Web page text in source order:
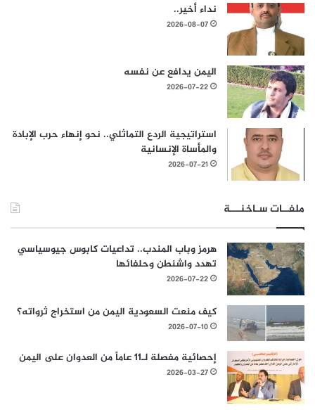
نداء أخير..
2026-08-07
اليمن يدافع عن نفسه
2026-07-22
استراتيجية الردع التماثلي.. نحو إنهاء حرب الإبادة
والمأساة الإنسانية
2026-07-21
ملفــات سـاخنـــة
هرمز وباب المندب.. تداعيات كابوس جيوسياسي
تهدد واشنطن وحلفائها
2026-07-22
كيف منعت السعودية اليمن من استخراج ثرواته؟
2026-07-10
إحصائية مفصلة لـ11 عاماً من العدوان على اليمن
2026-03-27